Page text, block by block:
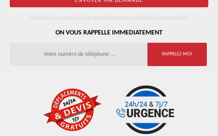
ON VOUS RAPPELLE IMMEDIATEMENT